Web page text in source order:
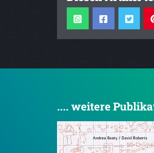
.... weitere